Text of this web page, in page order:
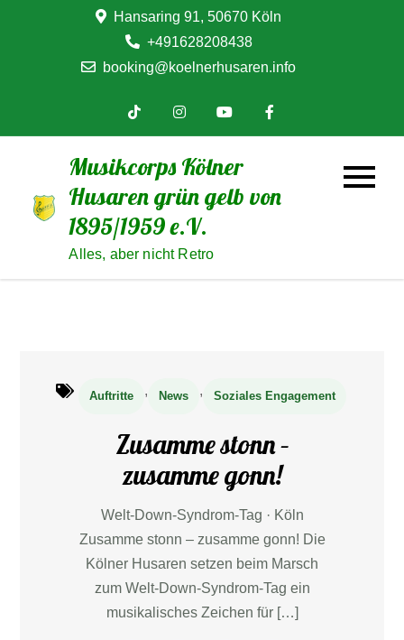
Hansaring 91, 50670 Köln
+491628208438
booking@koelnerhusaren.info
Musikcorps Kölner
Husaren grün gelb von
1895/1959 e.V.
Alles, aber nicht Retro
Auftritte , News , Soziales Engagement
Zusamme stonn –
zusamme gonn!
Welt-Down-Syndrom-Tag · Köln
Zusamme stonn – zusamme gonn! Die
Kölner Husaren setzen beim Marsch
zum Welt-Down-Syndrom-Tag ein
musikalisches Zeichen für […]